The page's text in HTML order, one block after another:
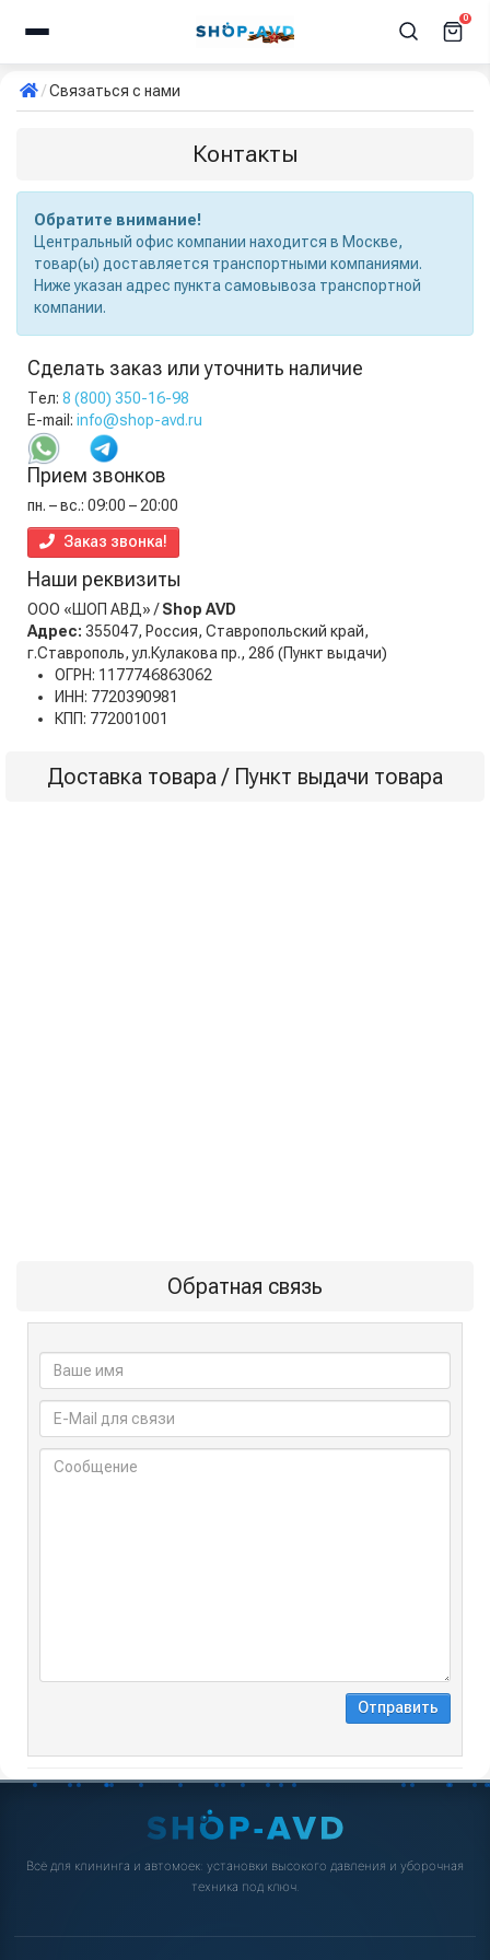
0
Связаться с нами
Контакты
Обратите внимание!
Центральный офис компании находится в Москве,
товар(ы) доставляется транспортными компаниями.
Ниже указан адрес пункта самовывоза транспортной
компании.
Сделать заказ или уточнить наличие
Тел: 8 (800) 350-16-98
E-mail: info@shop-avd.ru
Прием звонков
пн. – вс.: 09:00 – 20:00
Заказ звонка!
Наши реквизиты
ООО «ШОП АВД» /Shop AVD
Адрес: 355047, Россия, Ставропольский край,
г.Ставрополь, ул.Кулакова пр., 28б (Пункт выдачи)
ОГРН: 1177746863062
ИНН: 7720390981
КПП: 772001001
Доставка товара / Пункт выдачи товара
Обратная связь
Всё для клининга и автомоек: установки высокого давления и уборочная
техника под ключ.